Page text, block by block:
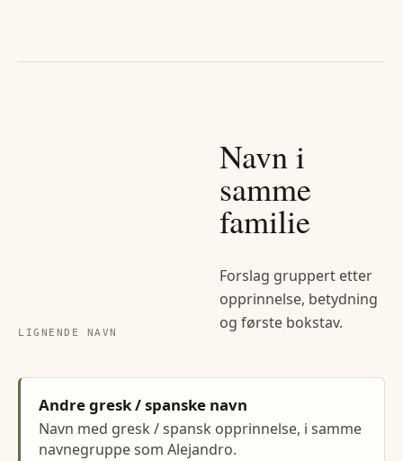
LIGNENDE NAVN
Navn i
samme
familie
Forslag gruppert etter
opprinnelse, betydning
og første bokstav.
Andre gresk / spanske navn
Navn med gresk / spansk opprinnelse, i samme
navnegruppe som Alejandro.